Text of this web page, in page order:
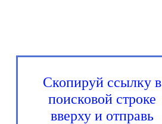
Скопируй ссылку в
поисковой строке
вверху и отправь